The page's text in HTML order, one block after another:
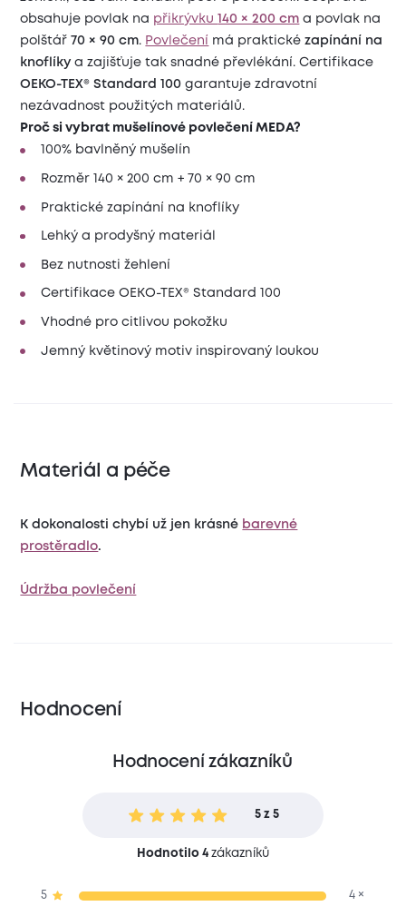
obsahuje povlak na
přikrývku 140 × 200 cm a povlak na
polštář 70 × 90 cm. Povlečení má praktickézapínání na
knoflíky a zajišťuje tak snadné převlékání. Certifikace
OEKO-TEX® Standard 100 garantuje zdravotní
nezávadnost použitých materiálů.
Proč si vybrat mušelínové povlečení MEDA?
100% bavlněný mušelín
Rozměr 140 × 200 cm + 70 × 90 cm
Praktické zapínání na knoflíky
Lehký a prodyšný materiál
Bez nutnosti žehlení
Certifikace OEKO-TEX® Standard 100
Vhodné pro citlivou pokožku
Jemný květinový motiv inspirovaný loukou
Materiál a péče
K dokonalosti chybí už jen krásné barevné
prostěradlo.
Údržba povlečení
Hodnocení
Hodnocení zákazníků
5 z 5
Hodnotilo 4zákazníků
5 4 ×